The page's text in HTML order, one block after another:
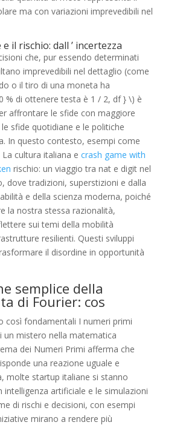
ma con variazioni imprevedibili nel
e il rischio: dall ’ incertezza
che, pur essendo determinati
imprevedibili nel dettaglio (come
o il tiro di una moneta ha
% di ottenere testa è 1 / 2, df } \) è
affrontare le sfide con maggiore
sfide quotidiane e le politiche
In questo contesto, esempi come
La cultura italiana e crash game with
rischio: un viaggio tra nat e digit nel
dove tradizioni, superstizioni e dalla
e della scienza moderna, poiché
la nostra stessa razionalità,
sui temi della mobilità
resilienti. Questi sviluppi
il disordine in opportunità
semplice della
di Fourier: cos
così fondamentali I numeri primi
un mistero nella matematica
dei Numeri Primi afferma che
una reazione uguale e
molte startup italiane si stanno
intelligenza artificiale e le simulazioni
di rischi e decisioni, con esempi
mirano a rendere più